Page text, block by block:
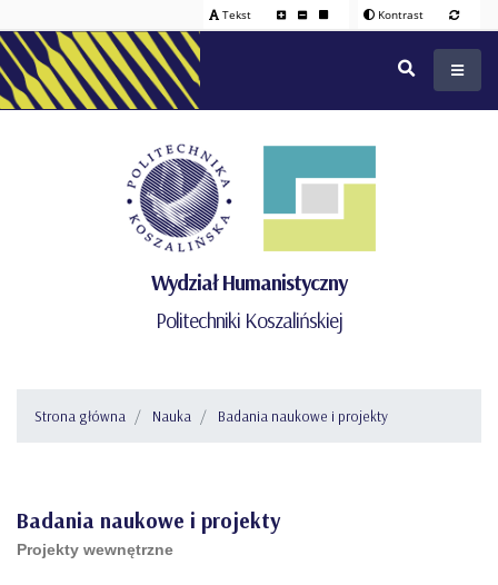
Tekst Kontrast
Wydział Humanistyczny
Politechniki Koszalińskiej
Strona główna Nauka Badania naukowe i projekty
Badania naukowe i projekty
Projekty wewnętrzne